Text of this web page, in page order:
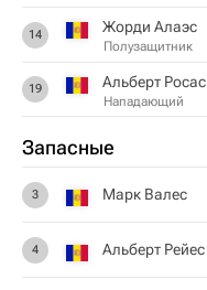
14 Жорди Алаэс
Полузащитник
19 Альберт Росас
Нападающий
Запасные
3 Марк Валес
4 Альберт Рейес